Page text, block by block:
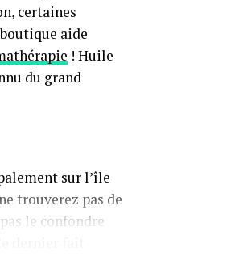
certaines
aide
! Huile
du grand
sur l’île
trouverez pas de
le confondre